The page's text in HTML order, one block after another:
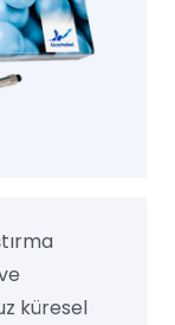
küresel